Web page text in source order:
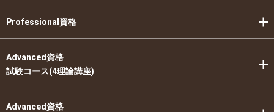
Professional資格
Advanced資格
試験コース(4理論講座)
Advanced資格